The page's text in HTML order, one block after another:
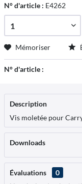
N° d'article : E4262
Mémoriser
N° d'article :
Description
Vis moletée pour
Downloads
Évaluations
0